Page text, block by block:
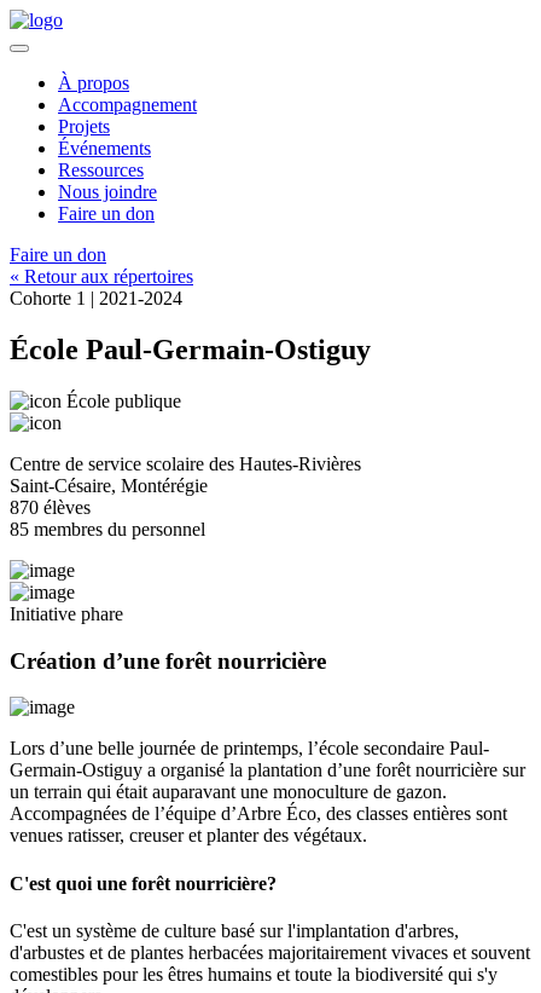
À propos
Accompagnement
Projets
Événements
Ressources
Nous joindre
Faire un don
Faire un don
« Retour aux répertoires
Cohorte 1 | 2021-2024
École Paul-Germain-Ostiguy
École publique
Centre de service scolaire des Hautes-Rivières
Saint-Césaire, Montérégie
870 élèves
85 membres du personnel
Initiative phare
Création d’une forêt nourricière
Lors d’une belle journée de printemps, l’école secondaire Paul-
Germain-Ostiguy a organisé la plantation d’une forêt nourricière sur
un terrain qui était auparavant une monoculture de gazon.
Accompagnées de l’équipe d’Arbre Éco, des classes entières sont
venues ratisser, creuser et planter des végétaux.
C'est quoi une forêt nourricière?
C'est un système de culture basé sur l'implantation d'arbres,
d'arbustes et de plantes herbacées majoritairement vivaces et souvent
comestibles pour les êtres humains et toute la biodiversité qui s'y